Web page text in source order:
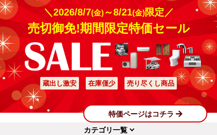
＼2026/8/7(金)～8/21(金)限定／
売切御免!期間限定特価セール
蔵出し激安 在庫僅少 売り尽くし商品
特価ページはコチラ
カテゴリ一覧